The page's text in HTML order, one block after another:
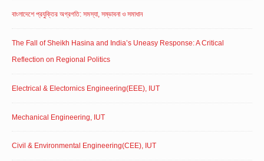
বাংলাদেশে প্রযুক্তির অগ্রগতি: সমস্যা, সম্ভাবনা ও সমাধান
The Fall of Sheikh Hasina and India’s Uneasy Response: A Critical
Reflection on Regional Politics
Electrical & Electornics Engineering(EEE), IUT
Mechanical Engineering, IUT
Civil & Environmental Engineering(CEE), IUT